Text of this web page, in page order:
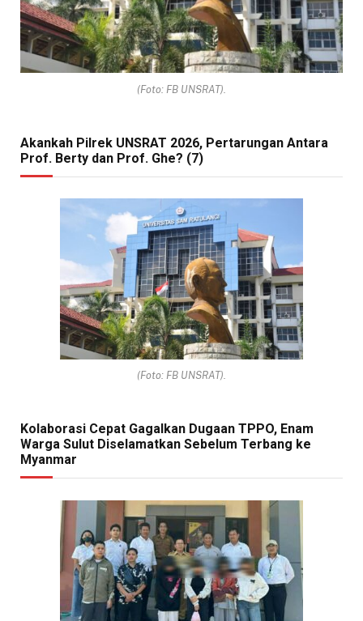
(Foto: FB UNSRAT).
Akankah Pilrek UNSRAT 2026, Pertarungan Antara
Prof. Berty dan Prof. Ghe? (7)
(Foto: FB UNSRAT).
Kolaborasi Cepat Gagalkan Dugaan TPPO, Enam
Warga Sulut Diselamatkan Sebelum Terbang ke
Myanmar